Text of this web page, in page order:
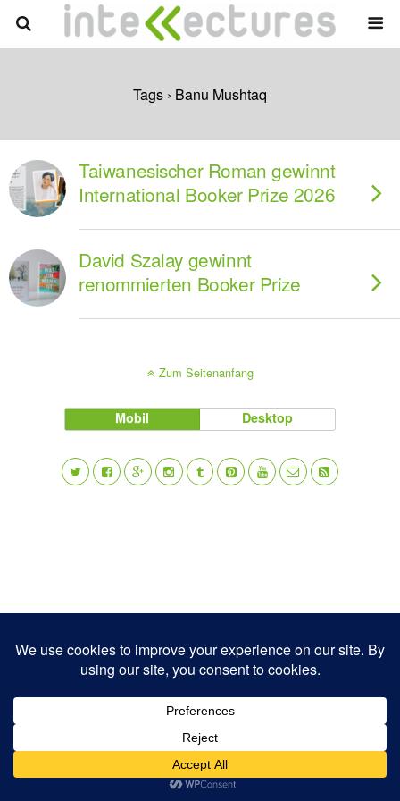
Tags › Banu Mushtaq
Taiwanesischer Roman gewinnt
International Booker Prize 2026
David Szalay gewinnt
renommierten Booker Prize
Zum Seitenanfang
Mobil Desktop